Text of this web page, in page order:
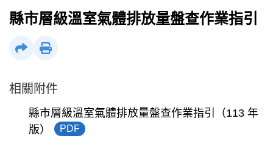
縣市層級溫室氣體排放量盤查作業指引
相關附件
縣市層級溫室氣體排放量盤查作業指引（113 年
版）
PDF